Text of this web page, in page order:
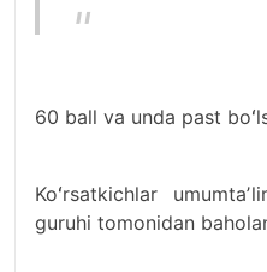
60 ball va unda past
Koʻrsatkichlar
guruhi tomonidan